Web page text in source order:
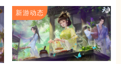
新游动态